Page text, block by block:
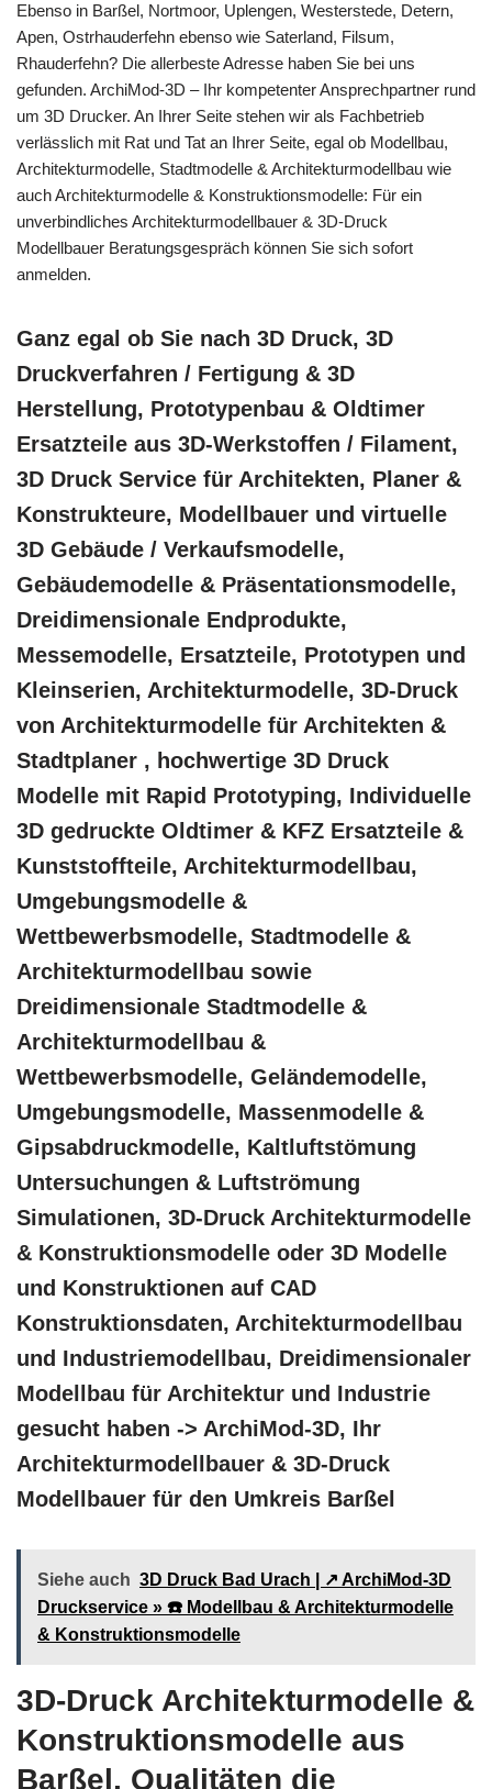
Ebenso in Barßel, Nortmoor, Uplengen, Westerstede, Detern,
Apen, Ostrhauderfehn ebenso wie Saterland, Filsum,
Rhauderfehn? Die allerbeste Adresse haben Sie bei uns
gefunden. ArchiMod-3D – Ihr kompetenter Ansprechpartner rund
um 3D Drucker. An Ihrer Seite stehen wir als Fachbetrieb
verlässlich mit Rat und Tat an Ihrer Seite, egal ob Modellbau,
Architekturmodelle, Stadtmodelle & Architekturmodellbau wie
auch Architekturmodelle & Konstruktionsmodelle: Für ein
unverbindliches Architekturmodellbauer & 3D-Druck
Modellbauer Beratungsgespräch können Sie sich sofort
anmelden.
Ganz egal ob Sie nach 3D Druck, 3D
Druckverfahren / Fertigung & 3D
Herstellung, Prototypenbau & Oldtimer
Ersatzteile aus 3D-Werkstoffen / Filament,
3D Druck Service für Architekten, Planer &
Konstrukteure, Modellbauer und virtuelle
3D Gebäude / Verkaufsmodelle,
Gebäudemodelle & Präsentationsmodelle,
Dreidimensionale Endprodukte,
Messemodelle, Ersatzteile, Prototypen und
Kleinserien, Architekturmodelle, 3D-Druck
von Architekturmodelle für Architekten &
Stadtplaner , hochwertige 3D Druck
Modelle mit Rapid Prototyping, Individuelle
3D gedruckte Oldtimer & KFZ Ersatzteile &
Kunststoffteile, Architekturmodellbau,
Umgebungsmodelle &
Wettbewerbsmodelle, Stadtmodelle &
Architekturmodellbau sowie
Dreidimensionale Stadtmodelle &
Architekturmodellbau &
Wettbewerbsmodelle, Geländemodelle,
Umgebungsmodelle, Massenmodelle &
Gipsabdruckmodelle, Kaltluftstömung
Untersuchungen & Luftströmung
Simulationen, 3D-Druck Architekturmodelle
& Konstruktionsmodelle oder 3D Modelle
und Konstruktionen auf CAD
Konstruktionsdaten, Architekturmodellbau
und Industriemodellbau, Dreidimensionaler
Modellbau für Architektur und Industrie
gesucht haben -> ArchiMod-3D, Ihr
Architekturmodellbauer & 3D-Druck
Modellbauer für den Umkreis Barßel
Siehe auch 3D Druck Bad Urach | ↗️ ArchiMod-3D
Druckservice » ☎️ Modellbau & Architekturmodelle
& Konstruktionsmodelle
3D-Druck Architekturmodelle &
Konstruktionsmodelle aus
Barßel, Qualitäten die